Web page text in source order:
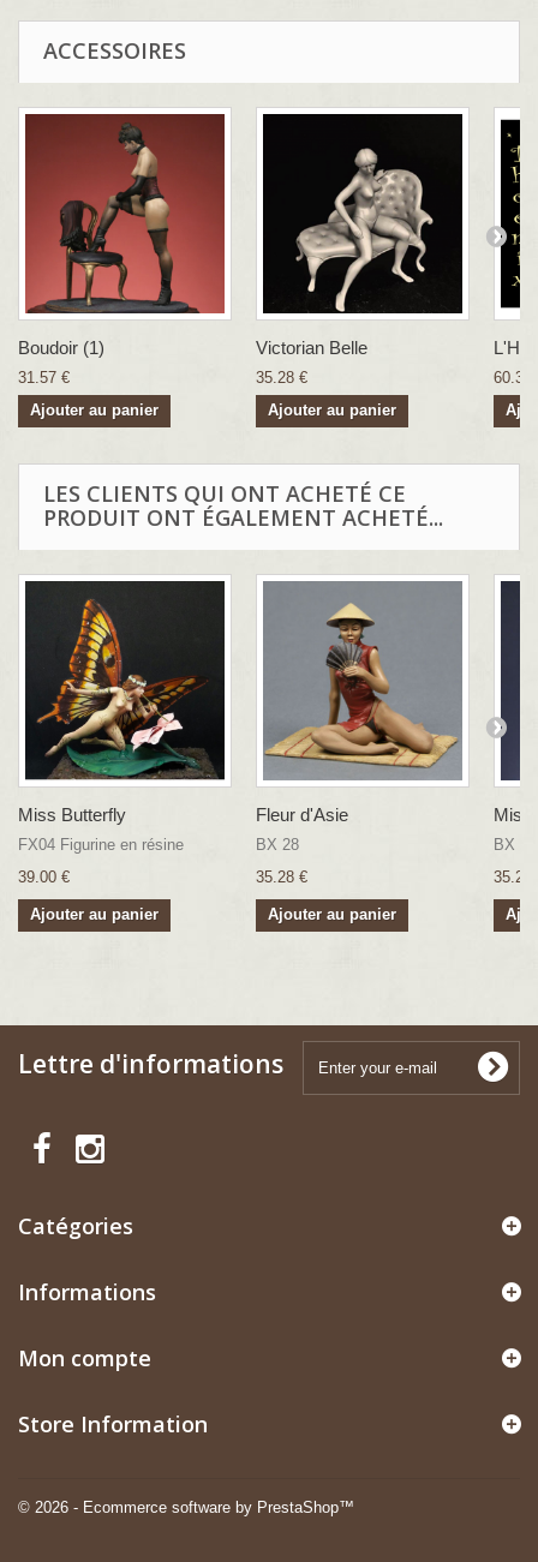
ACCESSOIRES
Boudoir (1)
31.57 €
Ajouter au panier
Victorian Belle
35.28 €
Ajouter au panier
60.35
LES CLIENTS QUI ONT ACHETÉ CE
PRODUIT ONT ÉGALEMENT ACHETÉ...
Miss Butterfly
FX04 Figurine en résine
39.00 €
Ajouter au panier
Fleur d'Asie
BX 28
35.28 €
Ajouter au panier
Miss
BX 39
35.28
Lettre d'informations
Catégories
Informations
© 2026 - Ecommerce software by PrestaShop™
Mon compte
Store Information